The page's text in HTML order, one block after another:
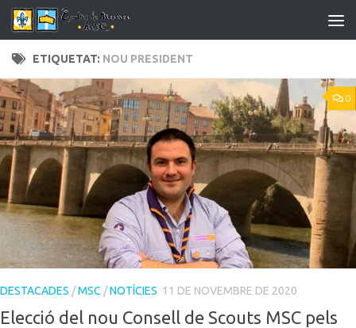
Skip to content
ETIQUETAT: NOU PRESIDENT
0
DESTACADES /MSC /NOTÍCIES 11 DE NOVEMBRE DE 2020
Elecció del nou Consell de Scouts MSC pels